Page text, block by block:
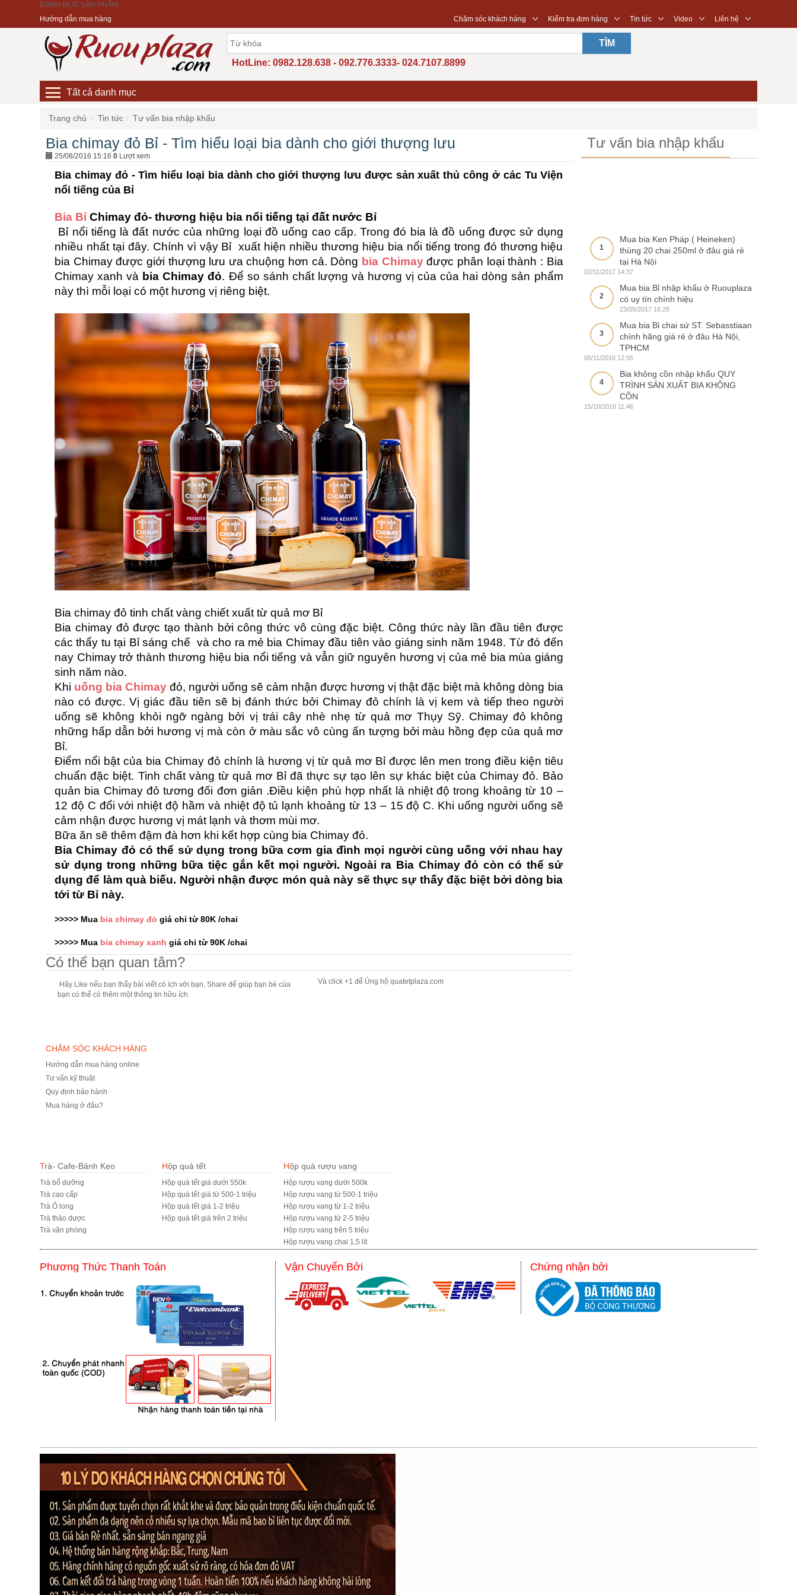
DANH MỤC SẢN PHẨM
Hướng dẫn mua hàng
◇
Chăm sóc khách hàng ◇
Kiểm tra đơn hàng ◇
Tin tức ◇
Video ◇
Liên hệ
TÌM
HotLine: 0982.128.638 - 092.776.3333- 024.7107.8899
Tất cả danh mục
Trang chủ Tin tức Tư vấn bia nhập khẩu
Bia chimay đỏ Bỉ - Tìm hiểu loại bia dành cho giới thượng lưu
25/08/2016 15:16 0 Lượt xem
Bia chimay đỏ - Tìm hiểu loại bia dành cho giới thượng lưu được sản xuất thủ công ở các Tu Viện
nổi tiếng của Bỉ
Bia Bỉ Chimay đỏ- thương hiệu bia nổi tiếng tại đất nước Bỉ
Bỉ nổi tiếng là đất nước của những loại đồ uống cao cấp. Trong đó bia là đồ uống được sử dụng
nhiều nhất tại đây. Chính vì vậy Bỉ xuất hiện nhiều thương hiệu bia nổi tiếng trong đó thương hiệu
bia Chimay được giới thượng lưu ưa chuộng hơn cả. Dòng bia Chimayđược phân loại thành : Bia
Chimay xanh và bia Chimay đỏ. Để so sánh chất lượng và hương vị của của hai dòng sản phẩm
này thì mỗi loại có một hương vị riêng biệt.
Bia chimay đỏ tinh chất vàng chiết xuất từ quả mơ Bỉ
Bia chimay đỏ được tạo thành bởi công thức vô cùng đặc biệt. Công thức này lần đầu tiên được
các thẩy tu tại Bỉ sáng chế và cho ra mẻ bia Chimay đầu tiên vào giáng sinh năm 1948. Từ đó đến
nay Chimay trở thành thương hiệu bia nổi tiếng và vẫn giữ nguyên hương vị của mẻ bia mùa giáng
sinh năm nào.
Khi uống bia Chimay đỏ, người uống sẽ cảm nhận được hương vị thật đặc biệt mà không dòng bia
nào có được. Vị giác đầu tiên sẽ bị đánh thức bởi Chimay đỏ chính là vị kem và tiếp theo người
uống sẽ không khỏi ngỡ ngàng bởi vị trái cây nhè nhẹ từ quả mơ Thụy Sỹ. Chimay đỏ không
những hấp dẫn bởi hương vị mà còn ở màu sắc vô cùng ấn tượng bởi màu hồng đẹp của quả mơ
Bỉ.
Điểm nổi bật của bia Chimay đỏ chính là hương vị từ quả mơ Bỉ được lên men trong điều kiện tiêu
chuẩn đặc biệt. Tinh chất vàng từ quả mơ Bỉ đã thực sự tạo lên sự khác biệt của Chimay đỏ. Bảo
quản bia Chimay đỏ tương đối đơn giản .Điều kiện phù hợp nhất là nhiệt độ trong khoảng từ 10 –
12 độ C đổi với nhiệt độ hầm và nhiệt độ tủ lạnh khoảng từ 13 – 15 độ C. Khi uống người uống sẽ
cảm nhận được hương vị mát lạnh và thơm mùi mơ.
Bữa ăn sẽ thêm đậm đà hơn khi kết hợp cùng bia Chimay đỏ.
Bia Chimay đỏ có thể sử dụng trong bữa cơm gia đình mọi người cùng uống với nhau hay
sử dụng trong những bữa tiệc gắn kết mọi người. Ngoài ra Bia Chimay đỏ còn có thể sử
dụng để làm quà biếu. Người nhận được món quà này sẽ thực sự thấy đặc biệt bởi dòng bia
tới từ Bỉ này.
>>>>> Mua bia chimay đỏ giá chỉ từ 80K /chai
>>>>> Mua bia chimay xanh giá chỉ từ 90K /chai
Có thể bạn quan tâm?
Hãy Like nếu bạn thấy bài viết có ích với bạn, Share để giúp bạn bè của
bạn có thể có thêm một thông tin hữu ích
Và click +1 để Ủng hộ quatetplaza.com
Tư vấn bia nhập khẩu
1
Mua bia Ken Pháp ( Heineken)
thùng 20 chai 250ml ở đâu giá rẻ
tại Hà Nội
02/11/2017 14:37
2
Mua bia Bỉ nhập khẩu ở Ruouplaza
có uy tín chính hiệu
23/05/2017 16:26
3
Mua bia Bỉ chai sứ ST. Sebasstiaan
chính hãng giá rẻ ở đâu Hà Nội,
TPHCM
05/11/2016 12:55
4
Bia không cồn nhập khẩu QUY
TRÌNH SẢN XUẤT BIA KHÔNG
CỒN
15/10/2016 11:46
CHĂM SÓC KHÁCH HÀNG
Hướng dẫn mua hàng online
Tư vấn kỹ thuật
Quy định bảo hành
Mua hàng ở đâu?
Trà- Cafe-Bánh Kẹo
Trà bổ dưỡng
Trà cao cấp
Trà Ô long
Trà thảo dược
Trà văn phòng
Hộp quà tết
Hộp quà tết giá dưới 550k
Hộp quà tết giá từ 500-1 triệu
Hộp quà tết giá 1-2 triệu
Hộp quà tết giá trên 2 triệu
Hộp quà rượu vang
Hộp rượu vang dưới 500k
Hộp rượu vang từ 500-1 triệu
Hộp rượu vang từ 1-2 triệu
Hộp rượu vang từ 2-5 triệu
Hộp rượu vang trên 5 triệu
Hộp rượu vang chai 1,5 lít
Phương Thức Thanh Toán Vận Chuyển Bởi Chứng nhận bởi